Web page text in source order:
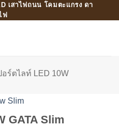
เสาไฟถนน โคมตะแกรง ดา
ฟ
อร์ตไลท์ LED 10W
GATA Slim